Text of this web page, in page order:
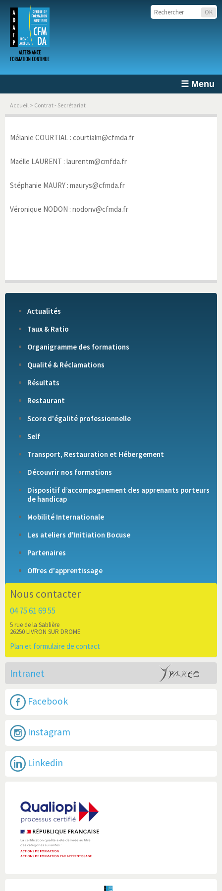
☰ Menu
Accueil > Contrat - Secrétariat
Mélanie COURTIAL : courtialm@cfmda.fr
Maëlle LAURENT : laurentm@cmfda.fr
Stéphanie MAURY : maurys@cfmda.fr
Véronique NODON : nodonv@cfmda.fr
Actualités
Taux & Ratio
Organigramme des formations
Qualité & Réclamations
Résultats
Restaurant
Score d'égalité professionnelle
Self
Transport, Restauration et Hébergement
Découvrir nos formations
Dispositif d’accompagnement des apprenants porteurs
de handicap
Mobilité Internationale
Les ateliers d'Initiation Bocuse
Partenaires
Offres d'apprentissage
Nous contacter
04 75 61 69 55
5 rue de la Sablière
26250 LIVRON SUR DROME
Plan et formulaire de contact
Intranet
Facebook
Instagram
Linkedin